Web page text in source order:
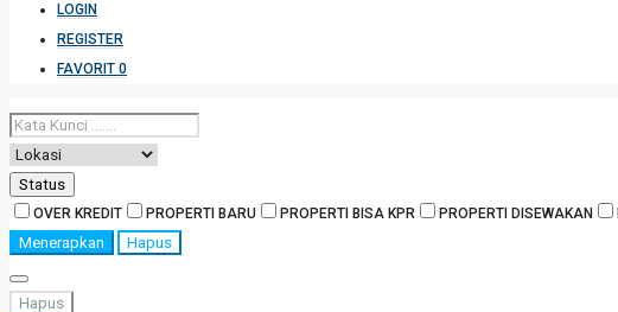
LOGIN
REGISTER
FAVORIT 0
Status
OVER KREDIT PROPERTI BARU PROPERTI BISA KPR PROPERTI DISEWAKAN
Menerapkan Hapus
Hapus